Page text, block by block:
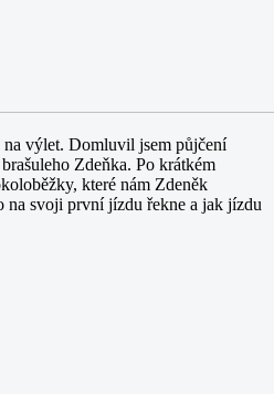
výlet. Domluvil jsem půjčení
Zdeňka. Po krátkém
které nám Zdeněk
na svoji první jízdu řekne a jak jízdu